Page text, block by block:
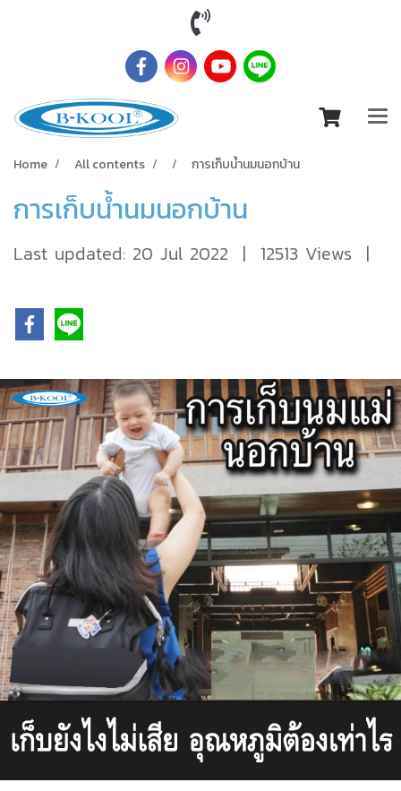
Home All contents การเก็บน้ำนมนอกบ้าน
การเก็บน้ำนมนอกบ้าน
Last updated: 20 Jul 2022 | 12513 Views |